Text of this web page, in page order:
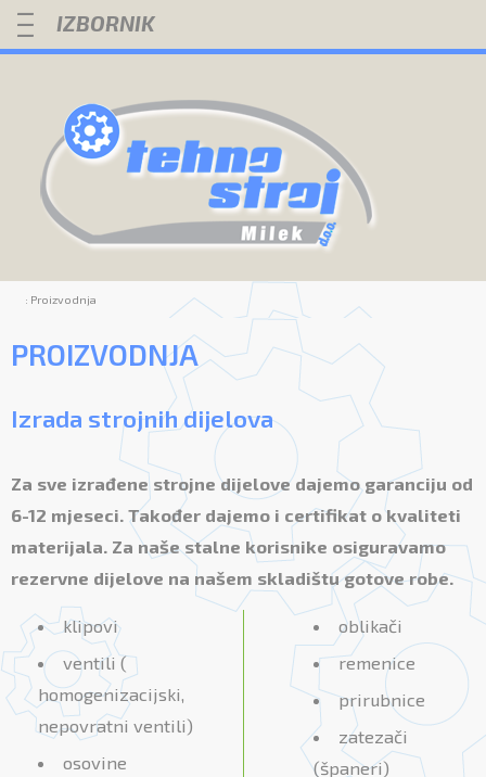
—
—
—
: Proizvodnja
PROIZVODNJA
Izrada strojnih dijelova
Za sve izrađene strojne dijelove dajemo garanciju od
6-12 mjeseci. Također dajemo i certifikat o kvaliteti
materijala. Za naše stalne korisnike osiguravamo
rezervne dijelove na našem skladištu gotove robe.
klipovi
ventili (
homogenizacijski,
nepovratni ventili)
osovine
oblikači
remenice
prirubnice
zatezači
(španeri)